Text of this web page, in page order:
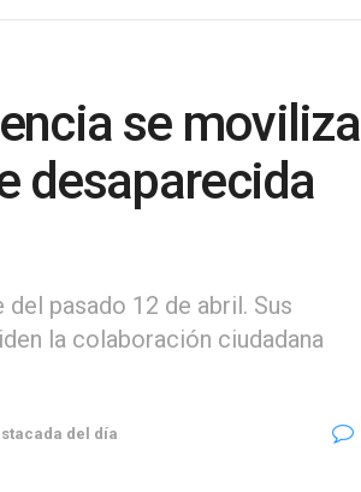
se moviliza
desaparecida
pasado 12 de abril. Sus
la colaboración ciudadana
del día